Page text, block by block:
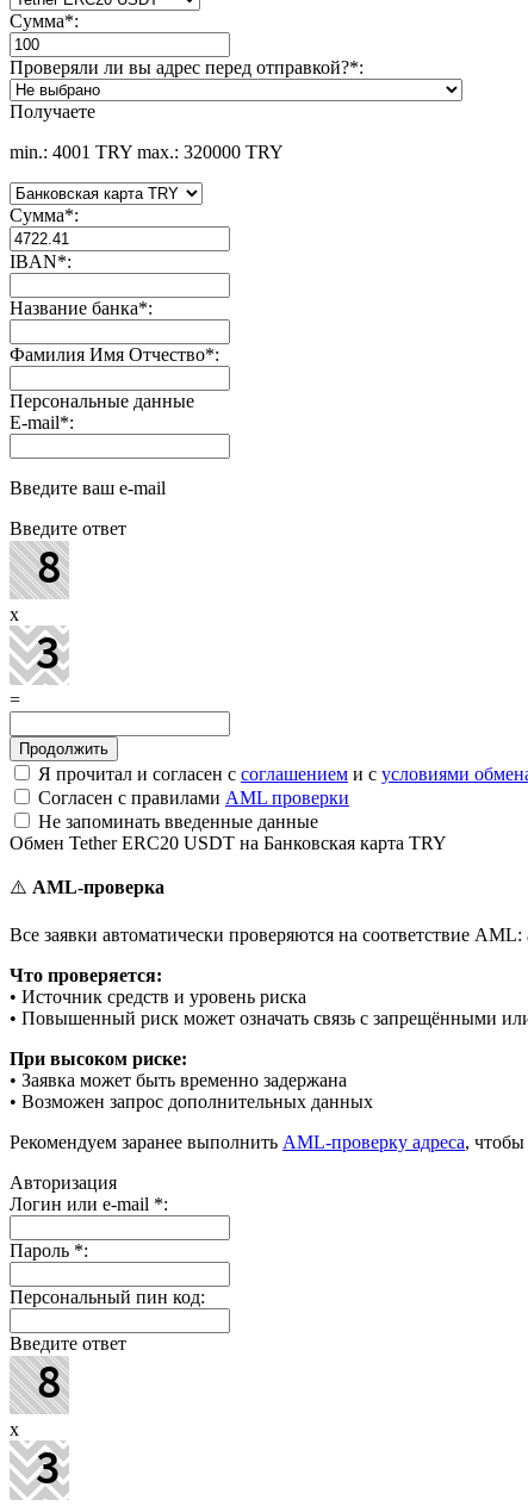
Сумма*:
Проверяли ли вы адрес перед отправкой?*:
Получаете
min.: 4001 TRY max.: 320000 TRY
Сумма*:
IBAN*:
Название банка*:
Фамилия Имя Отчество*:
Персональные данные
E-mail*:
Введите ваш e-mail
Введите ответ
x
=
Я прочитал и согласен с соглашением и с условиями
Согласен с правилами AML проверки
Не запоминать введенные данные
Обмен Tether ERC20 USDT на Банковская карта TRY
⚠️ AML-проверка
Все заявки автоматически проверяются на соответствие AML:
Что проверяется:
• Источник средств и уровень риска
• Повышенный риск может означать связь с запрещёнными
При высоком риске:
• Заявка может быть временно задержана
• Возможен запрос дополнительных данных
Рекомендуем заранее выполнить AML-проверку адреса, чтобы
Авторизация
Логин или e-mail *:
Пароль *:
Персональный пин код:
Введите ответ
x